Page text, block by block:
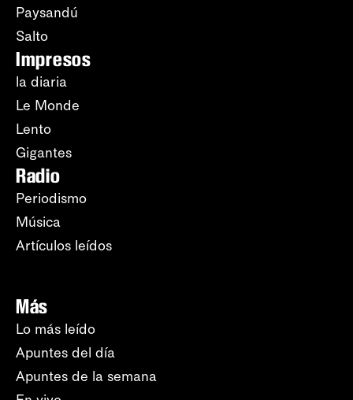
Paysandú
Salto
Impresos
la diaria
Le Monde
Lento
Gigantes
Radio
Periodismo
Música
Artículos leídos
Más
Lo más leído
Apuntes del día
Apuntes de la semana